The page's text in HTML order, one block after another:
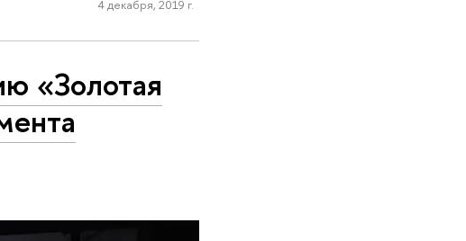
4 декабря, 2019 г.
«Золотая